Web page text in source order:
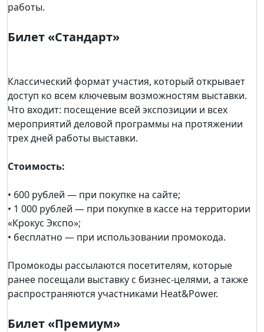
работы.
Билет «Стандарт»
Классический формат участия, который открывает
доступ ко всем ключевым возможностям выставки.
Что входит: посещение всей экспозиции и всех
мероприятий деловой программы на протяжении
трех дней работы выставки.
Стоимость:
• 600 рублей — при покупке на сайте;
• 1 000 рублей — при покупке в кассе на территории
«Крокус Экспо»;
• бесплатно — при использовании промокода.
Промокоды рассылаются посетителям, которые
ранее посещали выставку с бизнес-целями, а также
распространяются участниками Heat&Power.
Билет «Премиум»